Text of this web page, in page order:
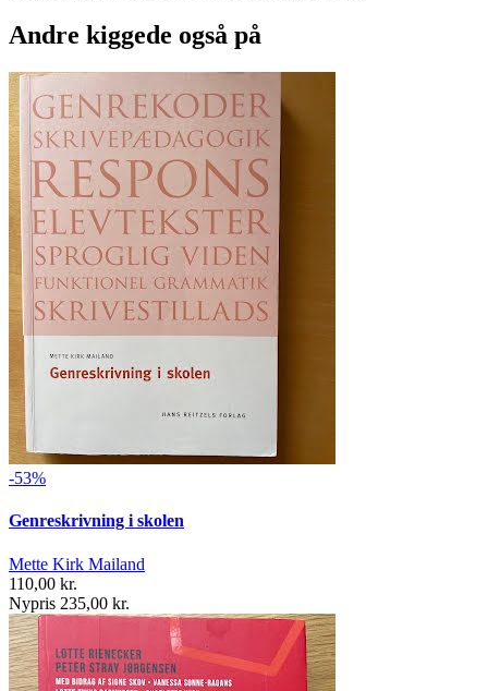
Andre kiggede også på
-53%
Genreskrivning i skolen
Mette Kirk Mailand
110,00 kr.
Nypris 235,00 kr.